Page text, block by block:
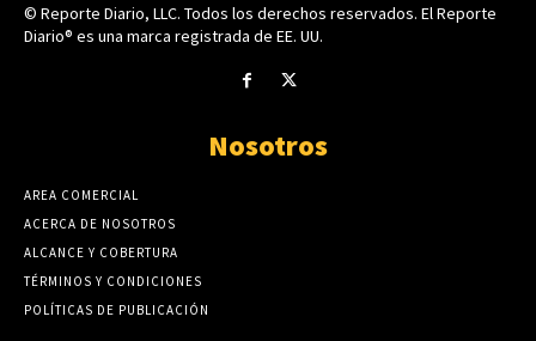
© Reporte Diario, LLC. Todos los derechos reservados. El Reporte
Diario® es una marca registrada de EE. UU.
Nosotros
AREA COMERCIAL
ACERCA DE NOSOTROS
ALCANCE Y COBERTURA
TÉRMINOS Y CONDICIONES
POLÍTICAS DE PUBLICACIÓN